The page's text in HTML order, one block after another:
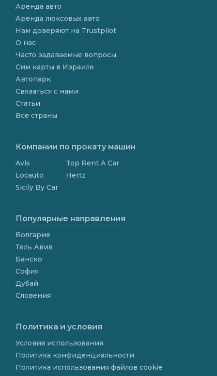
Аренда авто
Аренда люксовых авто
Нам доверяют на Trustpilot
О нас
Часто задаваемые вопросы
Сим карты в Израиле
Автопарк
Связаться с нами
Статьи
Все страны
Компании по прокату машин
Avis
Locauto
Sicily By Car
Top Rent A Car
Hertz
Популярные направления
Болгария
Тель Авив
Банско
София
Дубай
Словения
Политика и условия
Условия использования
Политика конфиденциальности
Политика использования файлов cookie